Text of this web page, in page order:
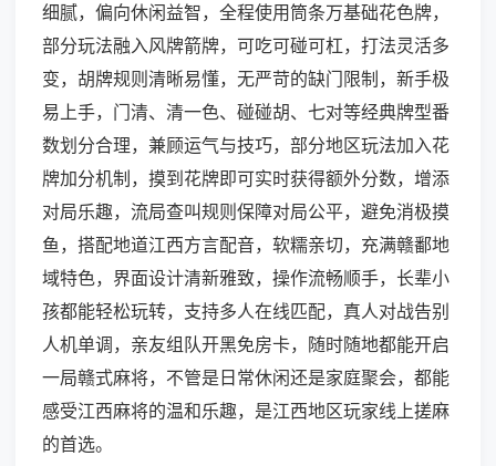
细腻，偏向休闲益智，全程使用筒条万基础花色牌，
部分玩法融入风牌箭牌，可吃可碰可杠，打法灵活多
变，胡牌规则清晰易懂，无严苛的缺门限制，新手极
易上手，门清、清一色、碰碰胡、七对等经典牌型番
数划分合理，兼顾运气与技巧，部分地区玩法加入花
牌加分机制，摸到花牌即可实时获得额外分数，增添
对局乐趣，流局查叫规则保障对局公平，避免消极摸
鱼，搭配地道江西方言配音，软糯亲切，充满赣鄱地
域特色，界面设计清新雅致，操作流畅顺手，长辈小
孩都能轻松玩转，支持多人在线匹配，真人对战告别
人机单调，亲友组队开黑免房卡，随时随地都能开启
一局赣式麻将，不管是日常休闲还是家庭聚会，都能
感受江西麻将的温和乐趣，是江西地区玩家线上搓麻
的首选。